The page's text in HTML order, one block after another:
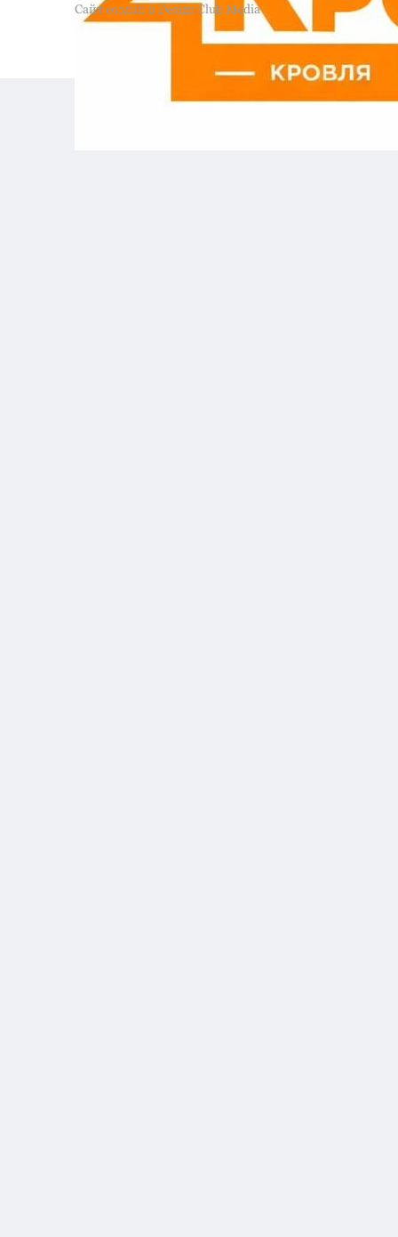
Сайт создан в Design Club Media